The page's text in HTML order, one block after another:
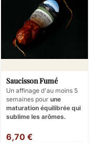
Saucisson Fumé
Un affinage d'au moins 5
semaines pour une
maturation équilibrée qui
sublime les arômes.
6,70 €